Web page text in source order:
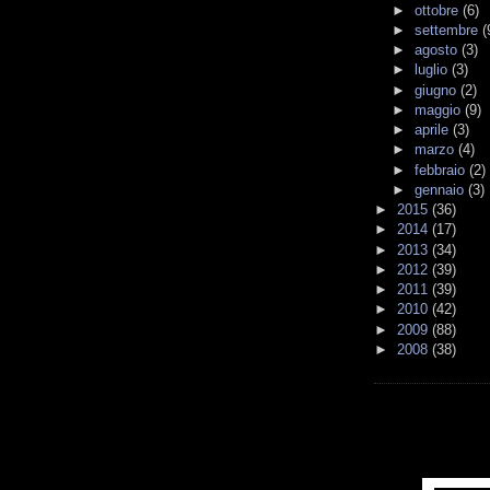
► ottobre (6)
► settembre
► agosto (3)
►
luglio (3)
► giugno (2)
► maggio (9)
► aprile (3)
► marzo (4)
► febbraio (2)
► gennaio (3)
► 2015 (36)
► 2014 (17)
► 2013 (34)
► 2012 (39)
► 2011 (39)
► 2010 (42)
► 2009 (88)
► 2008 (38)